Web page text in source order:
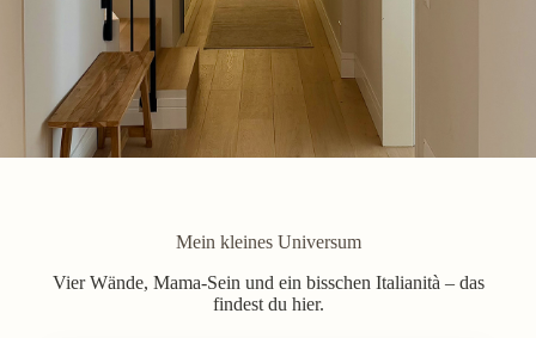
Mein kleines Universum
Vier Wände, Mama-Sein und ein bisschen Italianità – das
findest du hier.